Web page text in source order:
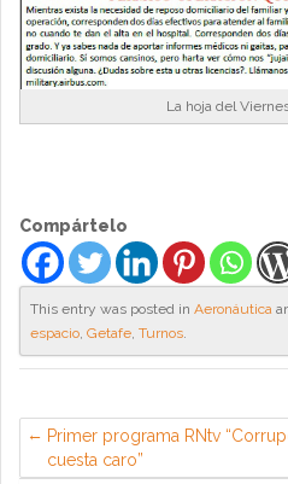
La hoja del
Compártelo
This entry was posted in Aeronáutica
espacio Getafe Turnos
Primer programa RNtv
cuesta caro”